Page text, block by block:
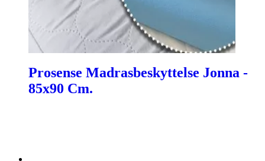
Prosense Madrasbeskyttelse Jonna -
85x90 Cm.